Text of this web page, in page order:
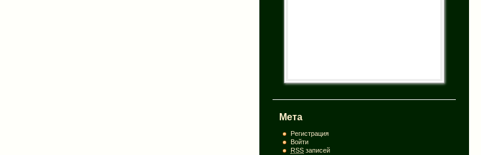
Мета
Регистрация
Войти
RSS записей